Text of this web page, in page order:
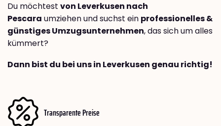
Du möchtest von Leverkusen nach
Pescara umziehen und suchst ein professionelles &
günstiges Umzugsunternehmen, das sich um alles
kümmert?
Dann bist du bei uns in Leverkusen genau richtig!
Transparente Preise